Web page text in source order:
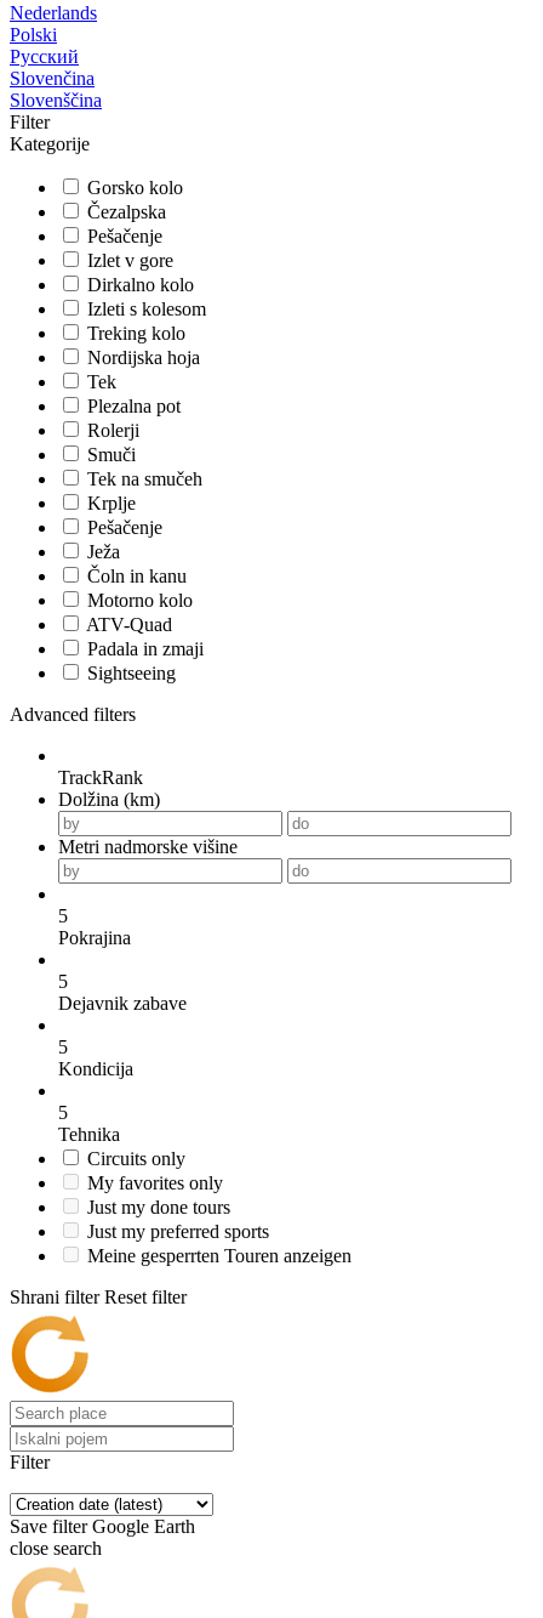
Nederlands
Polski
Русский
Slovenčina
Slovenščina
Filter
Kategorije
Gorsko kolo
Čezalpska
Pešačenje
Izlet v gore
Dirkalno kolo
Izleti s kolesom
Treking kolo
Nordijska hoja
Tek
Plezalna pot
Rolerji
Smuči
Tek na smučeh
Krplje
Pešačenje
Ježa
Čoln in kanu
Motorno kolo
ATV-Quad
Padala in zmaji
Sightseeing
Advanced filters
TrackRank
Dolžina (km)
Metri nadmorske višine
5
Pokrajina
5
Dejavnik zabave
5
Kondicija
5
Tehnika
Circuits only
My favorites only
Just my done tours
Just my preferred sports
Meine gesperrten Touren anzeigen
Shrani filter Reset filter
Filter
Save filter Google Earth
close search